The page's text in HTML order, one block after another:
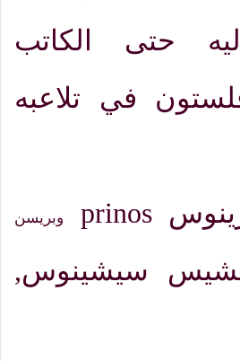
حتى الكاتب
في تلاعبه
prinos وبريسن
سيشينوس,